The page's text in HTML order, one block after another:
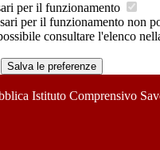
per il funzionamento
per il funzionamento non
consultare l'elenco
Salva le preferenze
Istituto Comprensivo